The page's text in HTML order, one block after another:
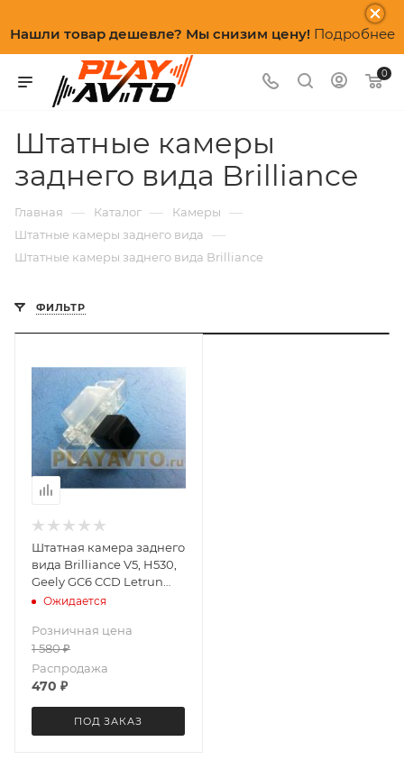
Нашли товар дешевле? Мы снизим цену! Подробнее
0
Штатные камеры
заднего вида Brilliance
Главная — Каталог — Камеры —
Штатные камеры заднего вида —
Штатные камеры заднего вида Brilliance
ФИЛЬТР
Штатная камера заднего
вида Brilliance V5, H530,
Geely GC6 CCD Letrun
1183Ожидается
Розничная цена
1 580₽
Распродажа
470 ₽
ПОД ЗАКАЗ